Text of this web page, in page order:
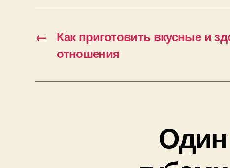
←
Как приготовить вкусные и
отношения
Один